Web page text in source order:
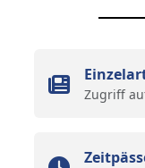
Zugriff